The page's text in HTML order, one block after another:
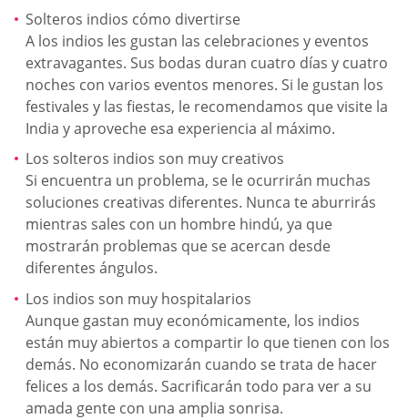
Solteros indios cómo divertirse
A los indios les gustan las celebraciones y eventos
extravagantes. Sus bodas duran cuatro días y cuatro
noches con varios eventos menores. Si le gustan los
festivales y las fiestas, le recomendamos que visite la
India y aproveche esa experiencia al máximo.
Los solteros indios son muy creativos
Si encuentra un problema, se le ocurrirán muchas
soluciones creativas diferentes. Nunca te aburrirás
mientras sales con un hombre hindú, ya que
mostrarán problemas que se acercan desde
diferentes ángulos.
Los indios son muy hospitalarios
Aunque gastan muy económicamente, los indios
están muy abiertos a compartir lo que tienen con los
demás. No economizarán cuando se trata de hacer
felices a los demás. Sacrificarán todo para ver a su
amada gente con una amplia sonrisa.